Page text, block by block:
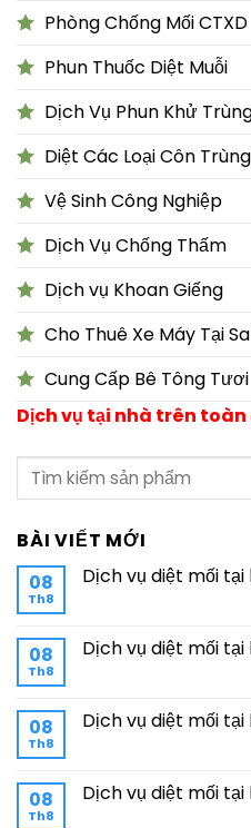
Phòng Chống Mối CTXD
Phun Thuốc Diệt Muỗi
Dịch Vụ Phun Khử
Diệt Các Loại Côn Trùng
Vệ Sinh Công Nghiệp
Dịch Vụ Chống Thấm
Dịch vụ Khoan Giếng
Cho Thuê Xe Máy Tại
Cung Cấp Bê Tông Tươi
Dịch vụ tại nhà trên toàn
BÀI VIẾT MỚI
08
Th8
Dịch vụ diệt mối
08
Th8
Dịch vụ diệt mối tại
08
Th8
Dịch vụ diệt mối
08
Th8
Dịch vụ diệt mối tại